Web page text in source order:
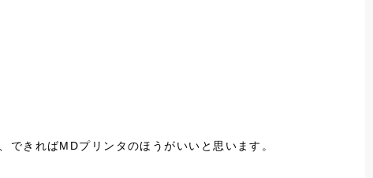
きればMDプリンタのほうがいいと思います。